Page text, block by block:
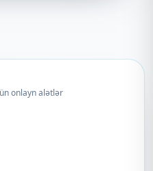
onlayn alətlər